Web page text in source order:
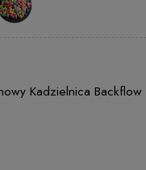
Kadzielnica